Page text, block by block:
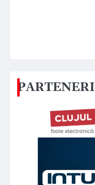
PARTENERI